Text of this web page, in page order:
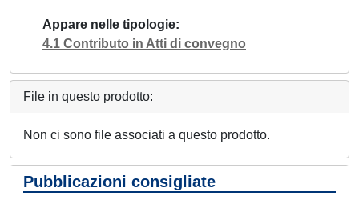
Appare nelle tipologie
4.1 Contributo in Atti di convegno
File in questo prodotto:
Non ci sono file associati a questo prodotto.
Pubblicazioni consigliate